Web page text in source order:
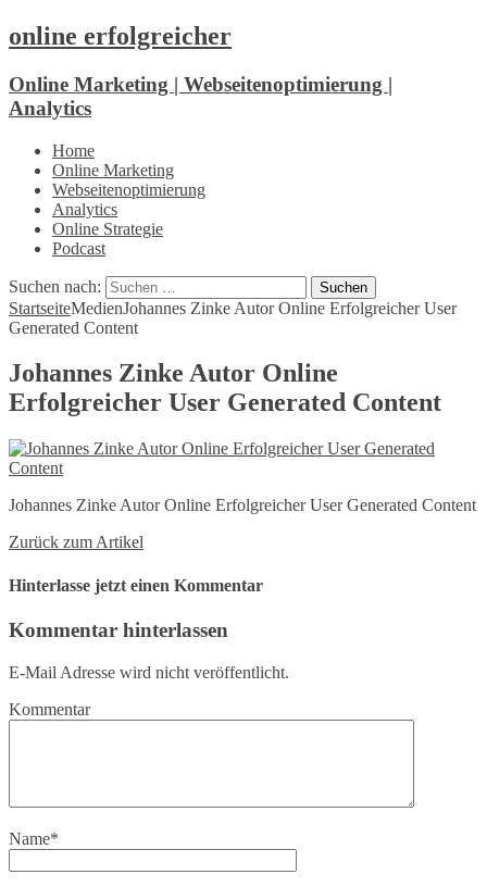
online erfolgreicher
Online Marketing | Webseitenoptimierung |
Analytics
Home
Online Marketing
Webseitenoptimierung
Analytics
Online Strategie
Podcast
Suchen nach:
StartseiteMedienJohannes Zinke Autor Online Erfolgreicher User
Generated Content
Johannes Zinke Autor Online
Erfolgreicher User Generated Content
Johannes Zinke Autor Online Erfolgreicher User Generated Content
Zurück zum Artikel
Hinterlasse jetzt einen Kommentar
Kommentar hinterlassen
E-Mail Adresse wird nicht veröffentlicht.
Kommentar
Name*